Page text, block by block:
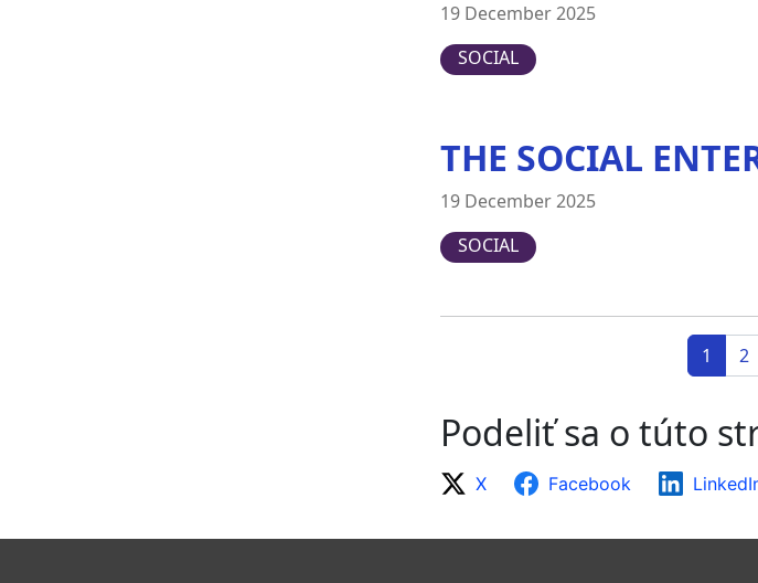
19 December 2025
SOCIAL
THE SOCIAL
19 December 2025
SOCIAL
1 2
Podeliť sa o túto
X Facebook